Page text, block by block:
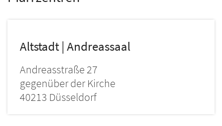
Altstadt | Andreassaal
Andreasstraße 27
gegenüber der Kirche
40213 Düsseldorf